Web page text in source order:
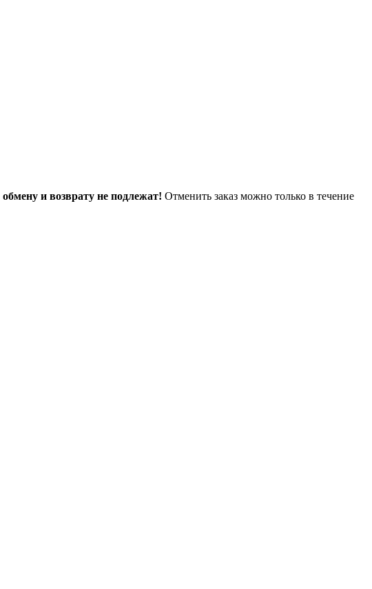
обмену и возврату не подлежат! Отменить заказ можно только в течение